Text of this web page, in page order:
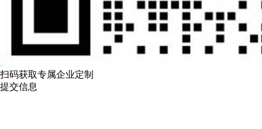
扫码获取专属企业定制
提交信息